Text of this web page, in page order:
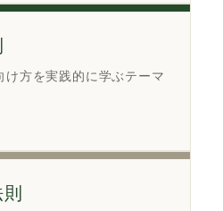
け方を実践的に学ぶテーマ